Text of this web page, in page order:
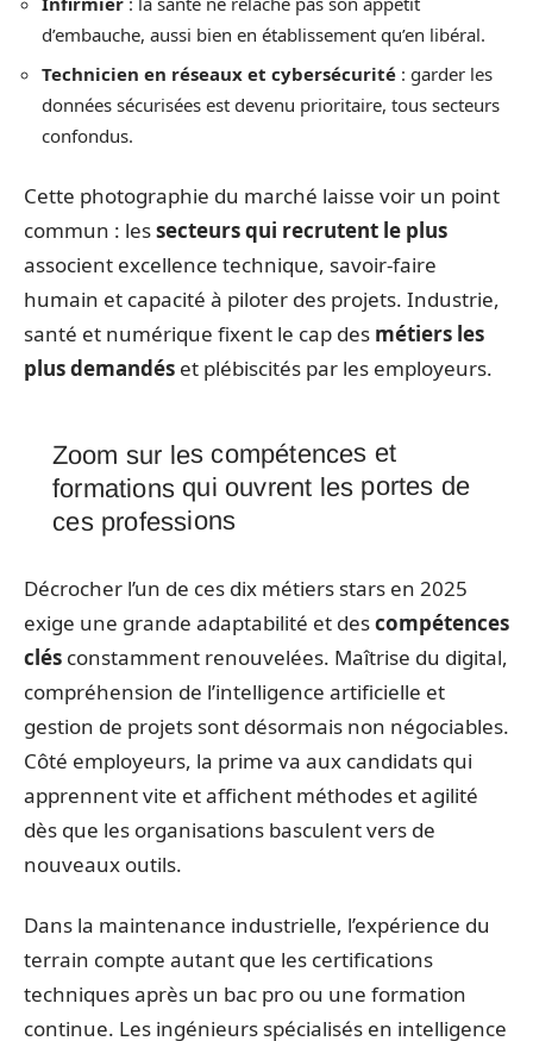
d’embauche, aussi bien en établissement qu’en libéral.
Technicien en réseaux et cybersécurité : garder les
données sécurisées est devenu prioritaire, tous secteurs
confondus.
Cette photographie du marché laisse voir un point
commun : lessecteurs qui recrutent le plus
associent excellence technique, savoir-faire
humain et capacité à piloter des projets. Industrie,
santé et numérique fixent le cap des métiers les
plus demandés et plébiscités par les employeurs.
Zoom sur les compétences et
formations qui ouvrent les portes de
ces professions
Décrocher l’un de ces dix métiers stars en 2025
exige une grande adaptabilité et descompétences
clés constamment renouvelées. Maîtrise du digital,
compréhension de l’intelligence artificielle et
gestion de projets sont désormais non négociables.
Côté employeurs, la prime va aux candidats qui
apprennent vite et affichent méthodes et agilité
dès que les organisations basculent vers de
nouveaux outils.
Dans la maintenance industrielle, l’expérience du
terrain compte autant que les certifications
techniques après un bac pro ou une formation
continue. Les ingénieurs spécialisés en intelligence